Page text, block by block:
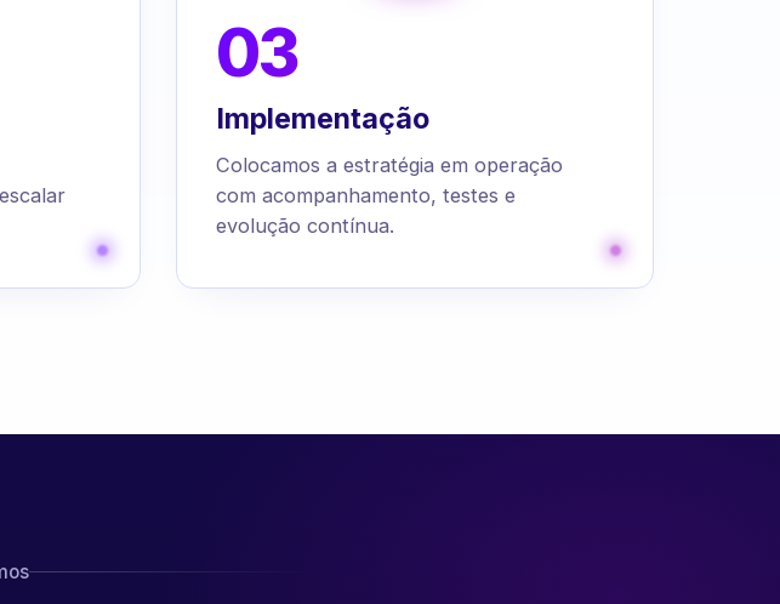
03
Implementação
Colocamos a estratégia em operação
com acompanhamento, testes e
evolução contínua.